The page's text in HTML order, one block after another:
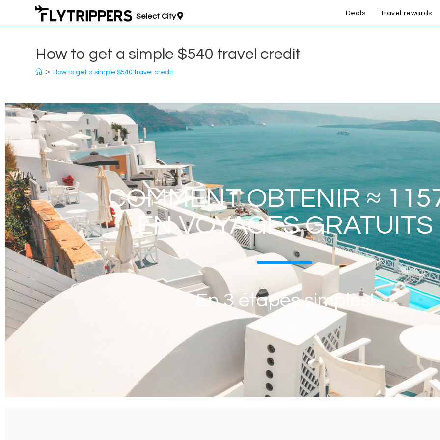
Select City Deals Travel rewards
How to get a simple $540 travel credit
> How to get a simple $540 travel credit
COMMENT OBTENIR ≈
EN VOYAGES GRATUITS
En 3 étapes simples!